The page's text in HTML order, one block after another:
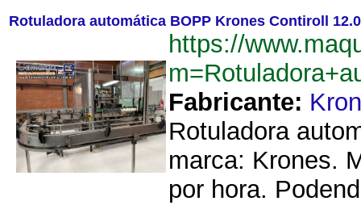
Rotuladora automática BOPP Krones Contiroll
https://
Fabricante:
Rotuladora
marca: Krones.
por hora.